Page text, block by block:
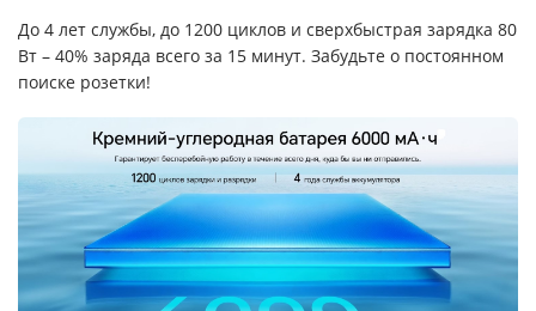
До 4 лет службы, до 1200 циклов и сверхбыстрая зарядка 80
Вт – 40% заряда всего за 15 минут. Забудьте о постоянном
поиске розетки!